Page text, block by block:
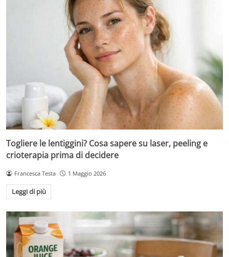
Togliere le lentiggini? Cosa sapere su laser, peeling e
crioterapia prima di decidere
Francesca Testa 1 Maggio 2026
Leggi di più